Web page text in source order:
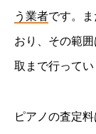
う業者です。
おり、その範
取まで行ってい
ピアノの査定